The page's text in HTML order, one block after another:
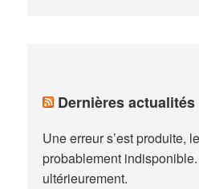
Dernières actualités
Une erreur s’est produite,
probablement
ultérieurement.